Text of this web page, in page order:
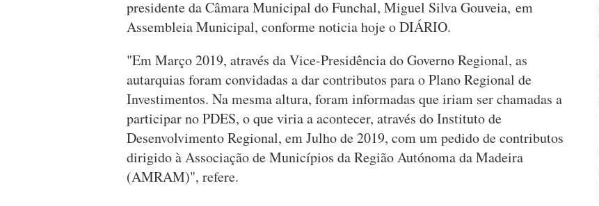
presidente da Câmara Municipal do Funchal, Miguel Silva Gouveia, em
Assembleia Municipal, conforme noticia hoje o DIÁRIO.
"Em Março 2019, através da Vice-Presidência do Governo Regional, as
autarquias foram convidadas a dar contributos para o Plano Regional de
Investimentos. Na mesma altura, foram informadas que iriam ser chamadas a
participar no PDES, o que viria a acontecer, através do Instituto de
Desenvolvimento Regional, em Julho de 2019, com um pedido de contributos
dirigido à Associação de Municípios da Região Autónoma da Madeira
(AMRAM)", refere.